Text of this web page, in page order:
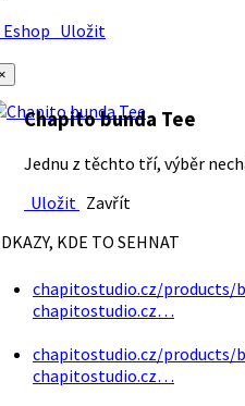
Uložit
Chapito bunda Tee
Jednu z těchto tří, výběr
Uložit Zavřít
KDE TO SEHNAT
chapitostudio.cz/
chapitostudio.cz…
chapitostudio.cz/
chapitostudio.cz…